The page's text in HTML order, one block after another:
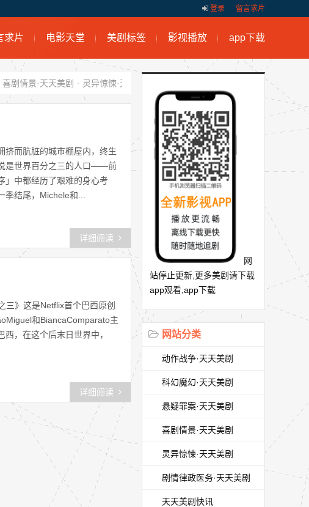
登录 留言求片
求片 电影天堂 美剧标签 影视播放 app下载
喜剧情景·天天美剧 · 灵异惊悚·天天美剧 天天美剧快
挤而肮脏的城市棚屋内，终生
是世界百分之三的人口——前
」中都经历了艰难的身心考
结尾，Michele和...
详细阅读
》这是Netflix首个巴西原创
和BiancaComparato主
，在这个后末日世界中，
详细阅读
网
站停止更新,更多美剧请下载
app观看,app下载
网站分类
动作战争·天天美剧
科幻魔幻·天天美剧
悬疑罪案·天天美剧
喜剧情景·天天美剧
灵异惊悚·天天美剧
剧情律政医务·天天美剧
天天美剧快讯